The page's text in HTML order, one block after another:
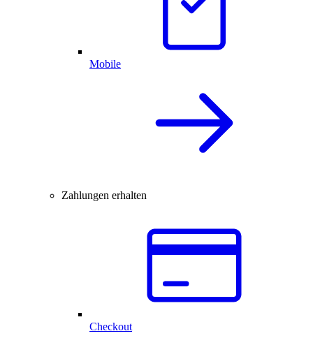
Mobile
Zahlungen erhalten
Checkout